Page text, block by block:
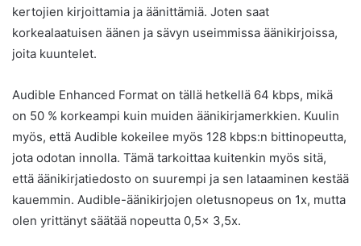
kertojien kirjoittamia ja äänittämiä. Joten saat
korkealaatuisen äänen ja sävyn useimmissa äänikirjoissa,
joita kuuntelet.
Audible Enhanced Format on tällä hetkellä 64 kbps, mikä
on 50 % korkeampi kuin muiden äänikirjamerkkien. Kuulin
myös, että Audible kokeilee myös 128 kbps:n bittinopeutta,
jota odotan innolla. Tämä tarkoittaa kuitenkin myös sitä,
että äänikirjatiedosto on suurempi ja sen lataaminen kestää
kauemmin. Audible-äänikirjojen oletusnopeus on 1x, mutta
olen yrittänyt säätää nopeutta 0,5x 3,5x.